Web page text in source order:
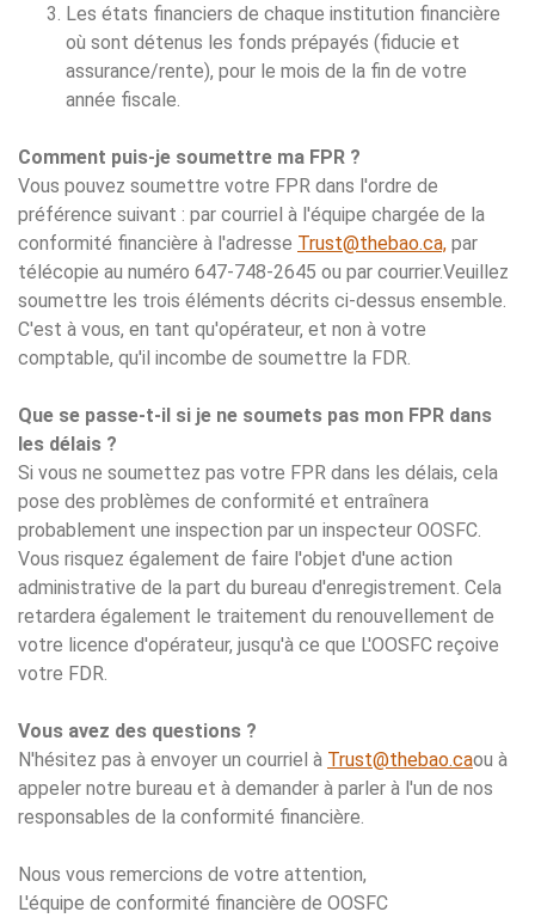
Les états financiers de chaque institution financière
où sont détenus les fonds prépayés (fiducie et
assurance/rente), pour le mois de la fin de votre
année fiscale.
Comment puis-je soumettre ma FPR ?
Vous pouvez soumettre votre FPR dans l'ordre de
préférence suivant : par courriel à l'équipe chargée de la
conformité financière à l'adresse Trust@thebao.ca, par
télécopie au numéro 647-748-2645 ou par courrier.Veuillez
soumettre les trois éléments décrits ci-dessus ensemble.
C'est à vous, en tant qu'opérateur, et non à votre
comptable, qu'il incombe de soumettre la FDR.
Que se passe-t-il si je ne soumets pas mon FPR dans
les délais ?
Si vous ne soumettez pas votre FPR dans les délais, cela
pose des problèmes de conformité et entraînera
probablement une inspection par un inspecteur OOSFC.
Vous risquez également de faire l'objet d'une action
administrative de la part du bureau d'enregistrement. Cela
retardera également le traitement du renouvellement de
votre licence d'opérateur, jusqu'à ce que L'OOSFC reçoive
votre FDR.
Vous avez des questions ?
N'hésitez pas à envoyer un courriel à Trust@thebao.caou à
appeler notre bureau et à demander à parler à l'un de nos
responsables de la conformité financière.
Nous vous remercions de votre attention,
L'équipe de conformité financière de OOSFC